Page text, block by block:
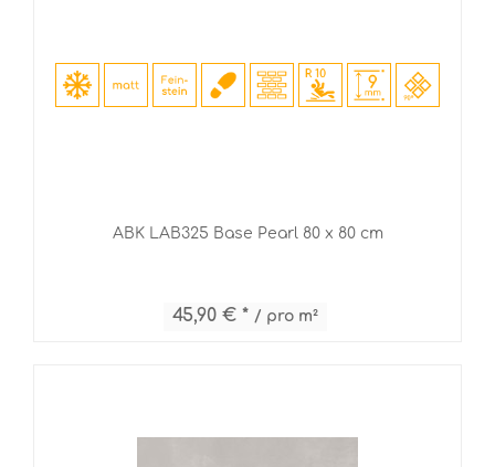
ABK LAB325 Base Pearl 80 x 80 cm
45,90 € * / pro m²